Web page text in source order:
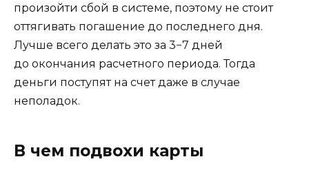
произойти сбой в системе, поэтому не стоит
оттягивать погашение до последнего дня.
Лучше всего делать это за 3−7 дней
до окончания расчетного периода. Тогда
деньги поступят на счет даже в случае
неполадок.
В чем подвохи карты